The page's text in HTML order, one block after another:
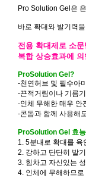
Pro Solution Gel은
바로 확대와 발기력
전용 확대제로 소
복합 상승효과에
ProSolution Gel?
-천연허브 및 필수아
-끈적거림이나 기름
-인체 무해한 매우 안
-콘돔과 함께 사용해
ProSolution Gel 효능
1. 5분내로 확대를 육
2. 강하고 단단히 발
3. 힘차고 자신있는
4. 인체에 무해하므